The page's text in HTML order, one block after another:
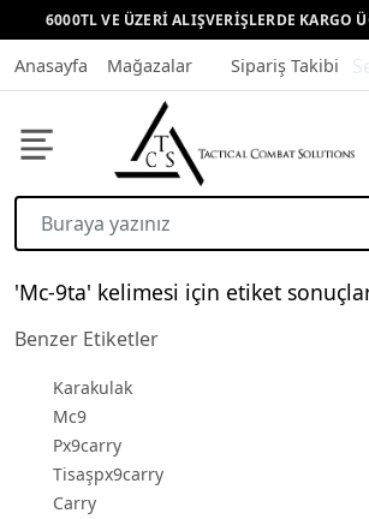
6000TL VE ÜZERİ ALIŞVERİŞLERDE KARGO
Anasayfa Mağazalar Sipariş Takibi
'Mc-9ta' kelimesi için etiket
Benzer Etiketler
Karakulak
Mc9
Px9carry
Tisaşpx9carry
Carry